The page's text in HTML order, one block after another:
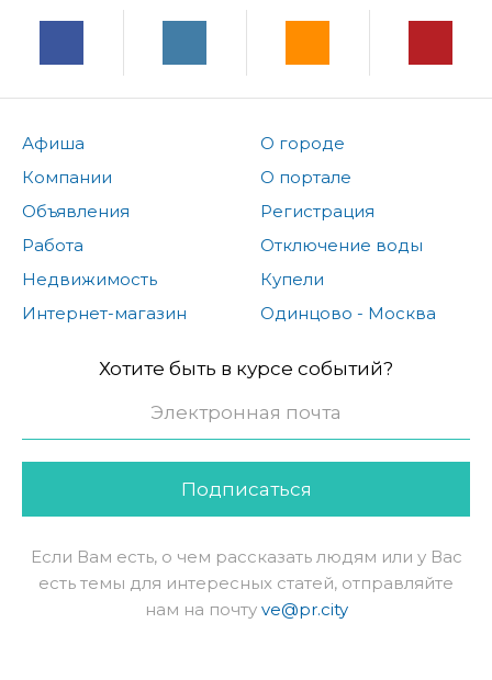
Афиша
Компании
Объявления
Работа
Недвижимость
Интернет-магазин
О городе
О портале
Регистрация
Отключение воды
Купели
Одинцово - Москва
Хотите быть в курсе событий?
Подписаться
Если Вам есть, о чем рассказать людям или у Вас
есть темы для интересных статей, отправляйте
нам на почту ve@pr.city